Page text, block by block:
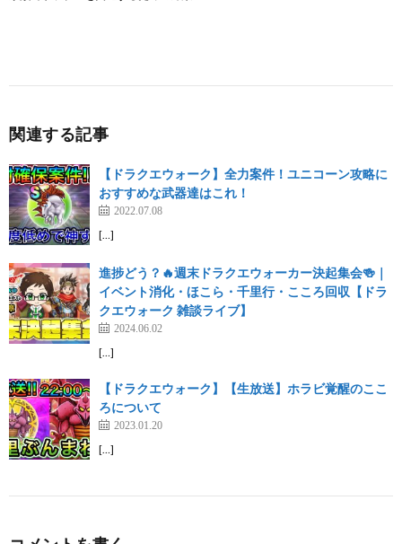
関連する記事
【ドラクエウォーク】全力案件！ユニコーン攻略に
おすすめな武器達はこれ！
2022.07.08
[…]
進捗どう？🔥週末ドラクエウォーカー決起集会🍻｜
イベント消化・ほこら・千里行・こころ回収【ドラ
クエウォーク 雑談ライブ】
2024.06.02
[…]
【ドラクエウォーク】【生放送】ホラビ覚醒のここ
ろについて
2023.01.20
[…]